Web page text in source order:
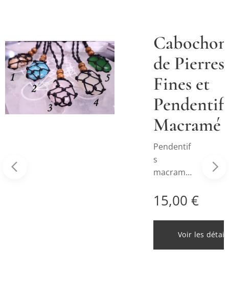
de Pierres
Fines et
Pendentif
Macramé
Pendentif
s
macramé
cabochon
Pierres
Jaspe
15,00 €
Voir les